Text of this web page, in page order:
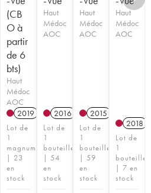
(CB
O à
partir
de 6
bts)
Haut
Médoc
AOC
2019
Lot de
1
magnum
| 23
en
stock
Haut
Médoc
AOC
2016
Lot de
1
bouteille
| 54
en
stock
Haut
Médoc
AOC
2015
Lot de
1
bouteille
| 59
en
stock
Haut
Médoc
AOC
2018
Lot de
1
bouteille
| 7 en
stock